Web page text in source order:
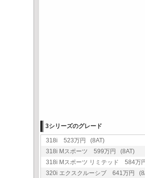
3シリーズのグレード
318i 523万円 (8AT)
318i Mスポーツ 599万円 (8AT)
318i Mスポーツ リミテッド 584万
320i エクスクルーシブ 641万円